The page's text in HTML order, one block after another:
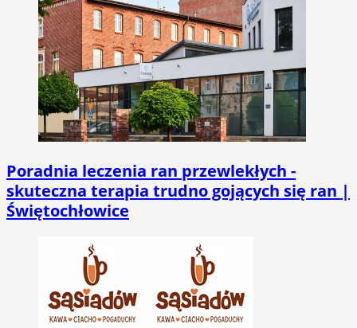
Poradnia leczenia ran przewlekłych -
skuteczna terapia trudno gojących się ran |
Świętochłowice